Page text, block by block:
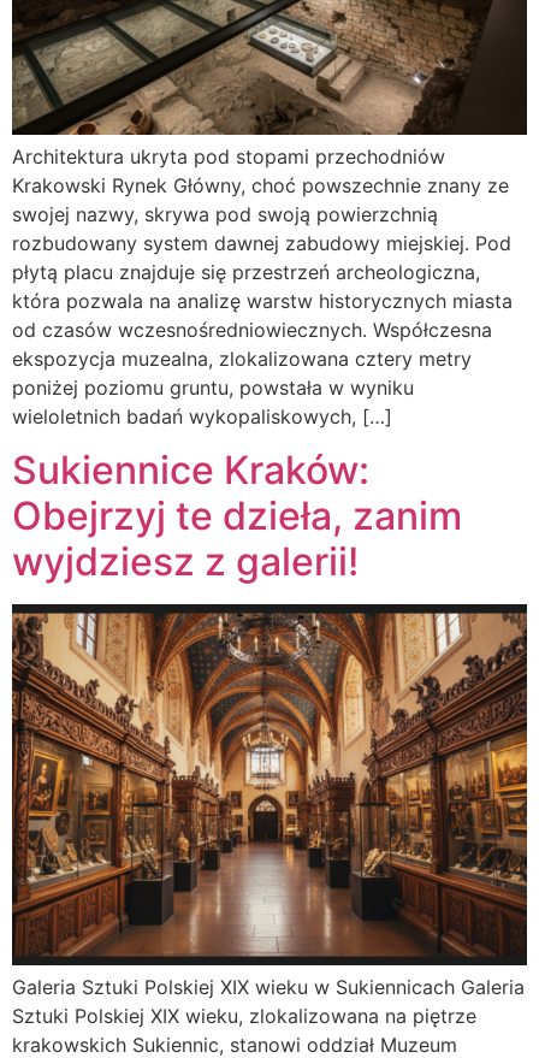
Architektura ukryta pod stopami przechodniów
Krakowski Rynek Główny, choć powszechnie znany ze
swojej nazwy, skrywa pod swoją powierzchnią
rozbudowany system dawnej zabudowy miejskiej. Pod
płytą placu znajduje się przestrzeń archeologiczna,
która pozwala na analizę warstw historycznych miasta
od czasów wczesnośredniowiecznych. Współczesna
ekspozycja muzealna, zlokalizowana cztery metry
poniżej poziomu gruntu, powstała w wyniku
wieloletnich badań wykopaliskowych, […]
Sukiennice Kraków:
Obejrzyj te dzieła, zanim
wyjdziesz z galerii!
Galeria Sztuki Polskiej XIX wieku w Sukiennicach Galeria
Sztuki Polskiej XIX wieku, zlokalizowana na piętrze
krakowskich Sukiennic, stanowi oddział Muzeum